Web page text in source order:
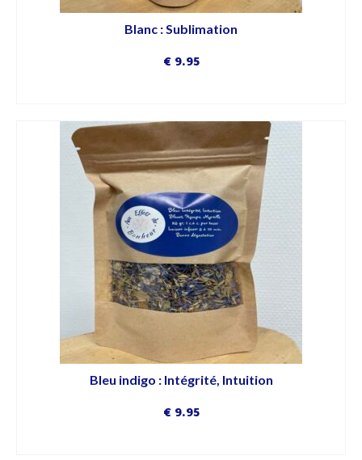
Blanc : Sublimation
€9.95
Bleu indigo : Intégrité, Intuition
€9.95